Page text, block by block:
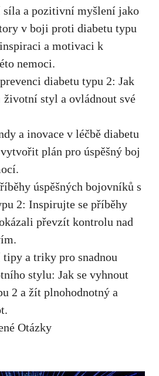
síla a ‌pozitivní myšlení jako
v boji proti diabetu typu
a motivaci k
nemoci.
diabetu typu 2: Jak
životní styl a ovládnout své
a inovace ‍v léčbě diabetu
plán pro úspěšný boj
úspěšných bojovníků s
2: Inspirujte se příběhy
převzít kontrolu nad
tipy a triky pro snadnou
stylu: Jak ‍se ⁤vyhnout
2 a žít plnohodnotný a
Otázky